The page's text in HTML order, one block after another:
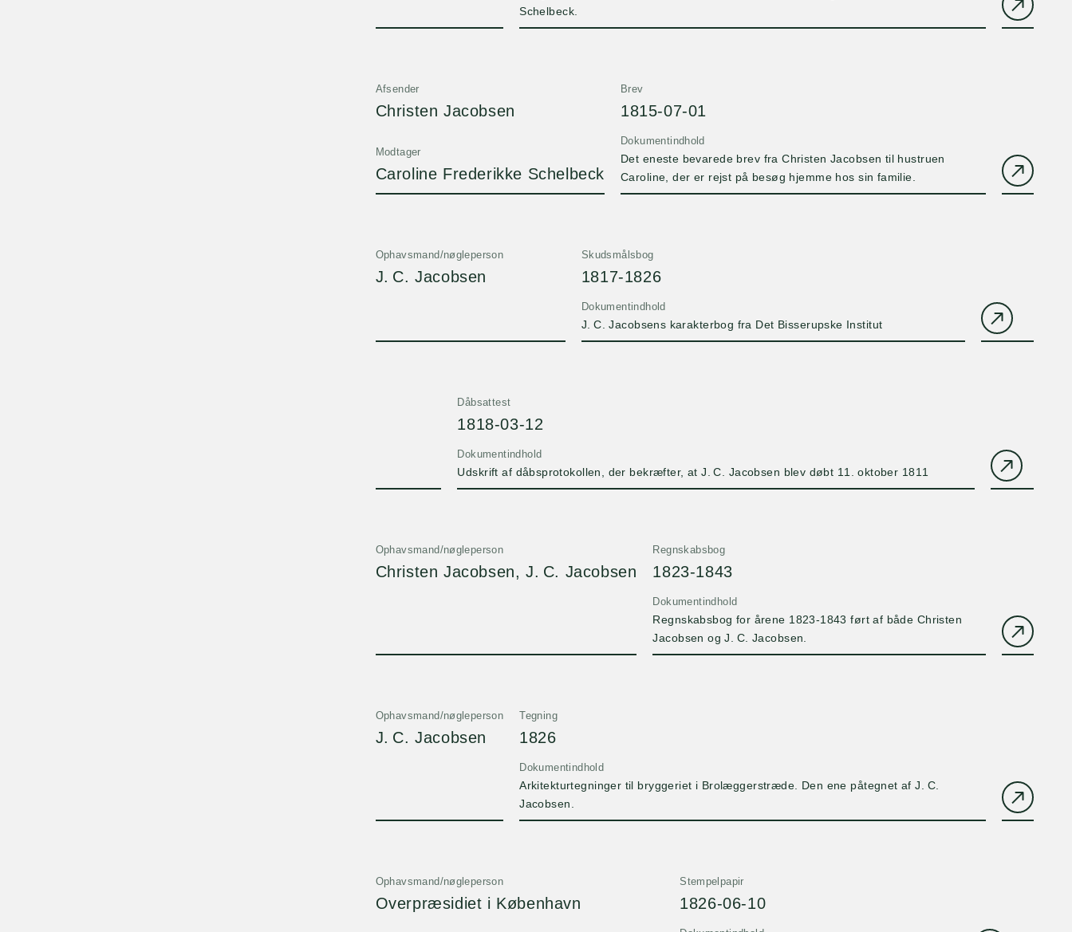
Schelbeck.
Afsender
Christen Jacobsen
Brev
1815-07-01
Modtager
Caroline Frederikke Schelbeck
Dokumentindhold
Det eneste bevarede brev fra Christen Jacobsen til hustruen
Caroline, der er rejst på besøg hjemme hos sin familie.
Ophavsmand/nøgleperson
J. C. Jacobsen
Skudsmålsbog
1817-1826
Dokumentindhold
J. C. Jacobsens karakterbog fra Det Bisserupske Institut
Dåbsattest
1818-03-12
Dokumentindhold
Udskrift af dåbsprotokollen, der bekræfter, at J. C. Jacobsen blev døbt 11. oktober 1811
Ophavsmand/nøgleperson
Christen Jacobsen, J. C. Jacobsen
Regnskabsbog
1823-1843
Dokumentindhold
Regnskabsbog for årene 1823-1843 ført af både Christen
Jacobsen og J. C. Jacobsen.
Ophavsmand/nøgleperson
J. C. Jacobsen
Tegning
1826
Dokumentindhold
Arkitekturtegninger til bryggeriet i Brolæggerstræde. Den ene påtegnet af J. C.
Jacobsen.
Ophavsmand/nøgleperson
Overpræsidiet i København
Stempelpapir
1826-06-10